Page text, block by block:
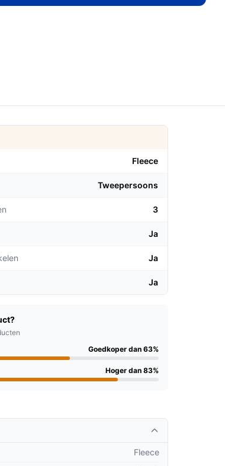
Fleece
Tweepersoons
3
Ja
Ja
Ja
Goedkoper dan 63%
Hoger dan 83%
Fleece